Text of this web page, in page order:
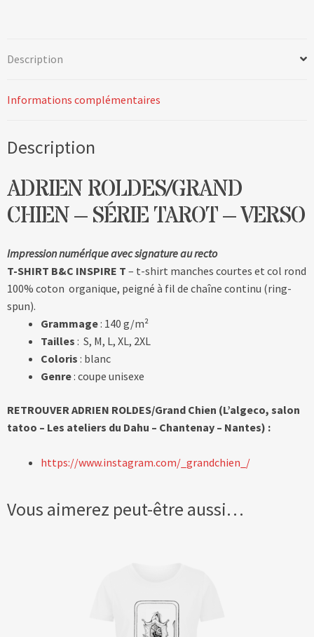
Description
Informations complémentaires
Description
ADRIEN ROLDES/GRAND
CHIEN – SÉRIE TAROT – VERSO
Impression numérique avec signature au recto
T-SHIRT B&C INSPIRE T – t-shirt manches courtes et col rond
100% coton organique, peigné à fil de chaîne continu (ring-
spun).
Grammage : 140 g/m²
Tailles : S, M, L, XL, 2XL
Coloris : blanc
Genre : coupe unisexe
RETROUVER ADRIEN ROLDES/Grand Chien (L’algeco, salon
tatoo – Les ateliers du Dahu – Chantenay – Nantes) :
https://www.instagram.com/_grandchien_/
Vous aimerez peut-être aussi…